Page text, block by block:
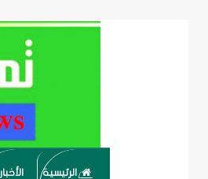
الرئيسية الأخبار